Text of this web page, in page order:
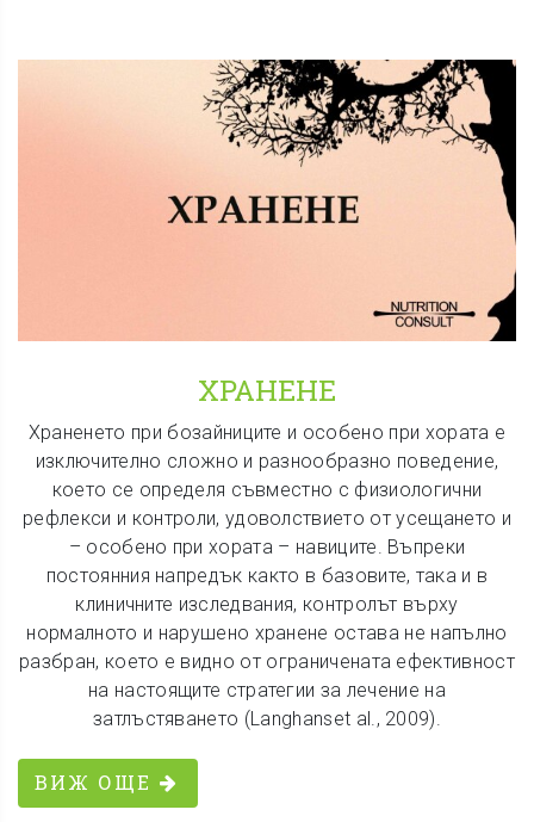
ХРАНЕНЕ
Храненето при бозайниците и особено при хората е
изключително сложно и разнообразно поведение,
което се определя съвместно с физиологични
рефлекси и контроли, удоволствието от усещането и
– особено при хората – навиците. Въпреки
постоянния напредък както в базовите, така и в
клиничните изследвания, контролът върху
нормалното и нарушено хранене остава не напълно
разбран, което е видно от ограничената ефективност
на настоящите стратегии за лечение на
затлъстяването (Langhanset al., 2009).
ВИЖ ОЩЕ